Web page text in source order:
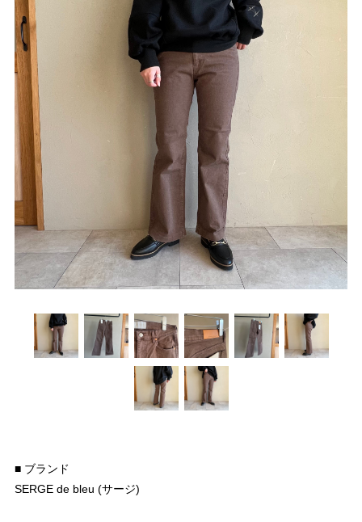
■ ブランド
SERGE de bleu (サージ)